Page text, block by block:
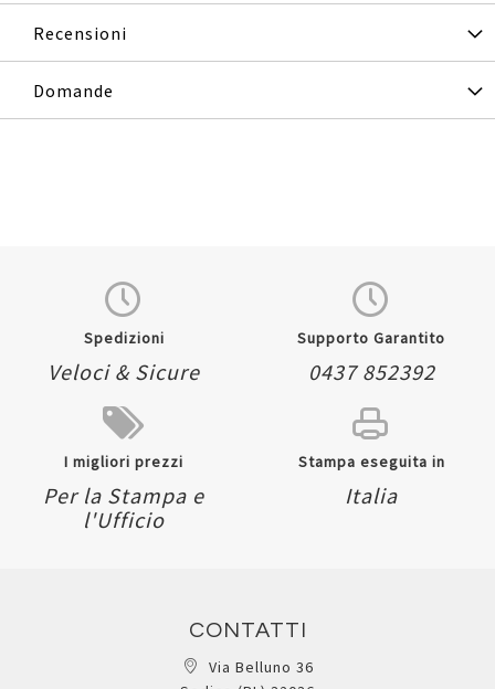
Recensioni
Domande
Spedizioni
Veloci & Sicure
Supporto Garantito
0437 852392
I migliori prezzi
Per la Stampa e
l'Ufficio
Stampa eseguita in
Italia
CONTATTI
Via Belluno 36